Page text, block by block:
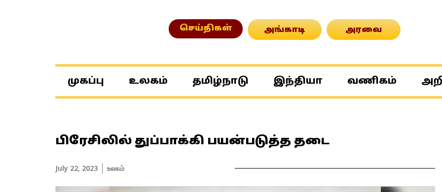
செய்திகள் அங்காடி அரவை
முகப்பு உலகம் தமிழ்நாடு இந்தியா வணிகம்
பிரேசிலில் துப்பாக்கி பயன்படுத்த தடை
July 22, 2023 உலகம்